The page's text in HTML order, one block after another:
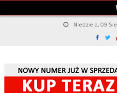
Niedziela, 09